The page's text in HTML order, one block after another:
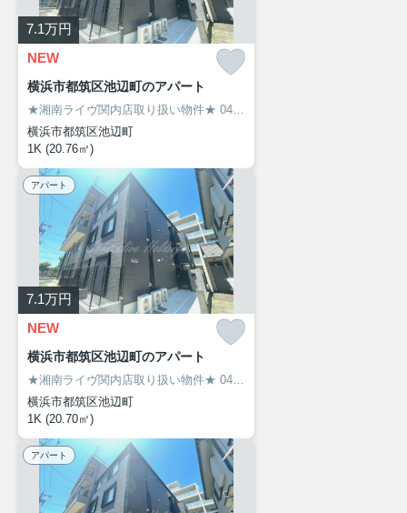
7.1万円
NEW
横浜市都筑区池辺町のアパート
★湘南ライヴ関内店取り扱い物件★ 045-319-6094
横浜市都筑区池辺町
1K (20.76㎡)
アパート
7.1万円
NEW
横浜市都筑区池辺町のアパート
★湘南ライヴ関内店取り扱い物件★ 045-319-6094
横浜市都筑区池辺町
1K (20.70㎡)
アパート